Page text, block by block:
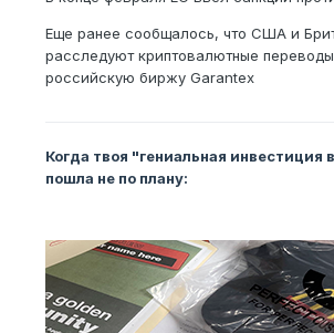
Еще ранее сообщалось, что США и
расследуют криптовалютные
российскую биржу Garantex
Когда твоя "гениальная
пошла не по плану: